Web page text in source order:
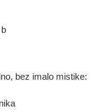
bez imalo mistike: